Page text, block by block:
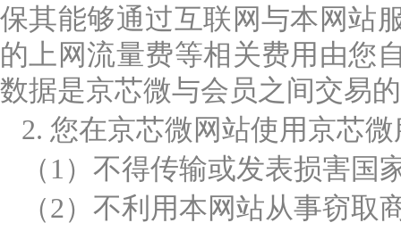
保其能够通过互联网与本网站
的上网流量费等相关费用由您
数据是京芯微与会员之间交易
2. 您在京芯微网站使用京芯
（1）不得传输或发表损害
（2）不利用本网站从事窃